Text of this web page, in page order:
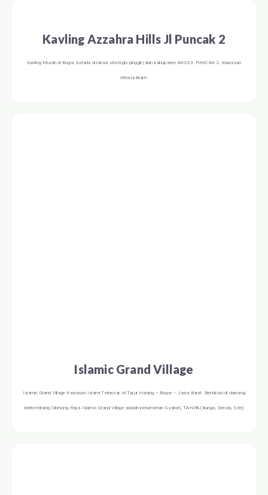
Kavling Azzahra Hills Jl Puncak 2
Kavling Murah di Bogor, berada di lokasi strategis pinggir jalan kabupaten AKSES PUNCAK 2. Kawasan
Wisata Alam.
Islamic Grand Village
Islamic Grand Village Kawasan Islami Terbesar, di Tajur Halang – Bogor – Jawa Barat. Berlokasi di daerang
berkembang Cibinong Raya Islamic Grand Village adalah perumahan Syariah, TANPA (Bunga, Denda, Site)